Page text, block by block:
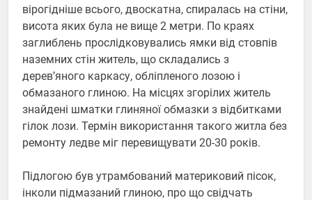
вірогідніше всього, двоскатна, спиралась на стіни,
висота яких була не вище 2 метри. По краях
заглиблень прослідковувались ямки від стовпів
наземних стін житель, що складались з
дерев’яного каркасу, обліпленого лозою і
обмазаного глиною. На місцях згорілих житель
знайдені шматки глиняної обмазки з відбитками
гілок лози. Термін використання такого житла без
ремонту ледве міг перевищувати 20-30 років.
Підлогою був утрамбований материковий пісок,
інколи підмазаний глиною, про що свідчать